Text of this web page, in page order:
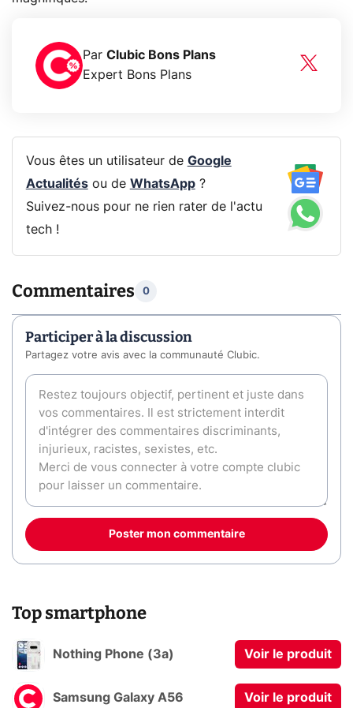
Par Clubic Bons Plans
Expert Bons Plans
Vous êtes un utilisateur de Google
Actualitésou de WhatsApp?
Suivez-nous pour ne rien rater de l'actu
tech !
Commentaires 0
Participer à la discussion
Partagez votre avis avec la communauté Clubic.
Poster mon commentaire
Top smartphone
Nothing Phone (3a) Voir le produit
Samsung Galaxy A56 Voir le produit